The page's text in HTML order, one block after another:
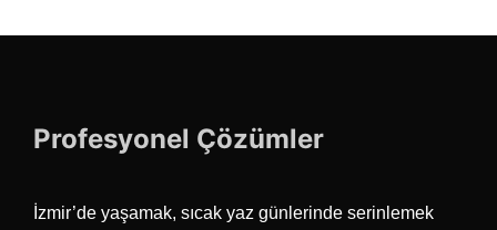
Profesyonel Çözümler
İzmir’de yaşamak, sıcak yaz günlerinde serinlemek